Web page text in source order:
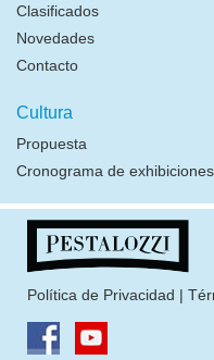
Clasificados
Novedades
Contacto
Cultura
Propuesta
Cronograma de exhibiciones
Política de Privacidad |